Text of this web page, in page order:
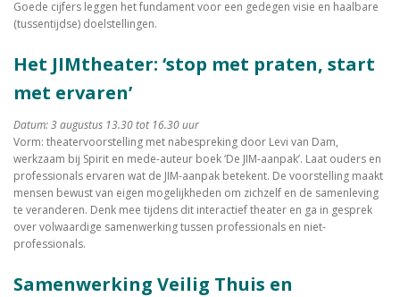
Goede cijfers leggen het fundament voor een gedegen visie en haalbare
(tussentijdse) doelstellingen.
Het JIMtheater: ‘stop met praten, start
met ervaren’
Datum: 3 augustus 13.30 tot 16.30 uur
Vorm: theatervoorstelling met nabespreking door Levi van Dam,
werkzaam bij Spirit en mede-auteur boek ‘De JIM-aanpak’. Laat ouders en
professionals ervaren wat de JIM-aanpak betekent. De voorstelling maakt
mensen bewust van eigen mogelijkheden om zichzelf en de samenleving
te veranderen. Denk mee tijdens dit interactief theater en ga in gesprek
over volwaardige samenwerking tussen professionals en niet-
professionals.
Samenwerking Veilig Thuis en